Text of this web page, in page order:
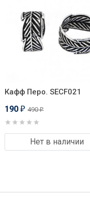
Кафф Перо. SECF021
190 ₽ 490₽
Нет в наличии